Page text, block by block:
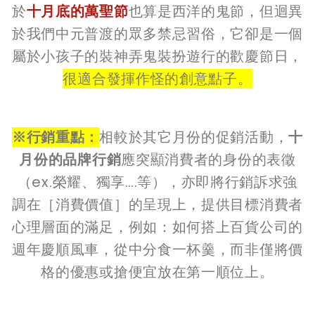
於十月底的萬聖節也算是西洋的鬼節，但迴異
於我們中元普渡的眾多禁忌習俗，它卻是一個
屬於小孩子的裝神弄鬼裝扮遊行的歡慶節日，
很適合發揮作怪的創意點子。
※行銷重點：相較於其它月份的促銷活動，十
月份的品牌行銷應突顯消費者的身份的表徵
（ex.榮耀、獨享….等），亦即將行銷訴求強
調在［消費價值］的呈現上，提供目標消費者
心理層面的滿足，例如：如何搭上百貨公司的
週年慶順風車，從中分食一杯羹，而非僅將價
格的優惠或搶便宜放在第一順位上。